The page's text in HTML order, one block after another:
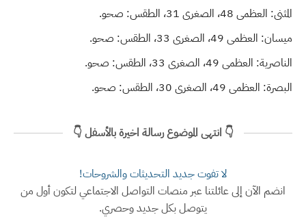
المثنى: العظمى 48، الصغرى 31، الطقس: صحو.
ميسان: العظمى 49، الصغرى 33، الطقس: صحو.
الناصرية: العظمى 49، الصغرى 33، الطقس: صحو.
البصرة: العظمى 49، الصغرى 30، الطقس: صحو.
👇 انتهى الموضوع رسالة اخيرة بالأسفل 👇
لا تفوت جديد التحديثات والشروحات!
انضم الآن إلى عائلتنا عبر منصات التواصل الاجتماعي لتكون أول من
يتوصل بكل جديد وحصري.